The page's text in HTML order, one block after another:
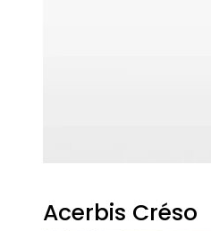
Acerbis Créso